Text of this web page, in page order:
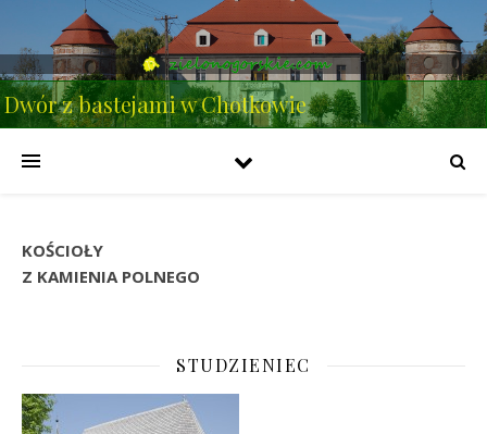
Dwór z bastejami w Chotkowie
KOŚCIOŁY
Z KAMIENIA POLNEGO
STUDZIENIEC